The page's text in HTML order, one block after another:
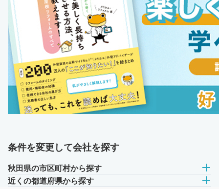
条件を変更して会社を探す
秋田県の市区町村から探す
近くの都道府県から探す